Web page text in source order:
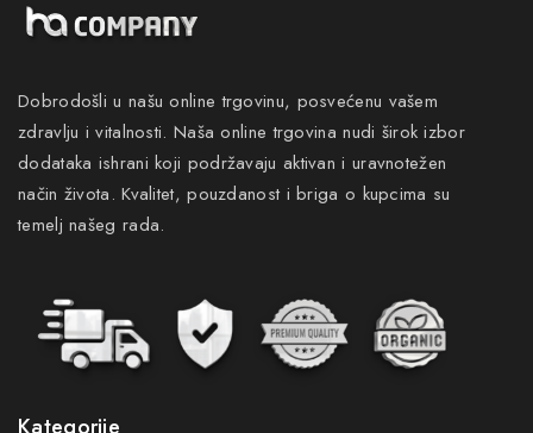
Dobrodošli u našu online trgovinu, posvećenu vašem
zdravlju i vitalnosti. Naša online trgovina nudi širok izbor
dodataka ishrani koji podržavaju aktivan i uravnotežen
način života. Kvalitet, pouzdanost i briga o kupcima su
temelj našeg rada.